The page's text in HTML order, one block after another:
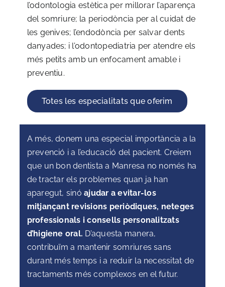
l’odontologia estètica per millorar l’aparença
del somriure; la periodòncia per al cuidat de
les genives; l’endodòncia per salvar dents
danyades; i l’odontopediatria per atendre els
més petits amb un enfocament amable i
preventiu.
Totes les especialitats que oferim
A més, donem una especial importància a la
prevenció i a l’educació del pacient. Creiem
que un bon dentista a Manresa no només ha
de tractar els problemes quan ja han
aparegut, sinóajudar a evitar-los
mitjançant revisions periòdiques, neteges
professionals i consells personalitzats
d’higiene oral. D’aquesta manera,
contribuïm a mantenir somriures sans
durant més temps i a reduir la necessitat de
tractaments més complexos en el futur.